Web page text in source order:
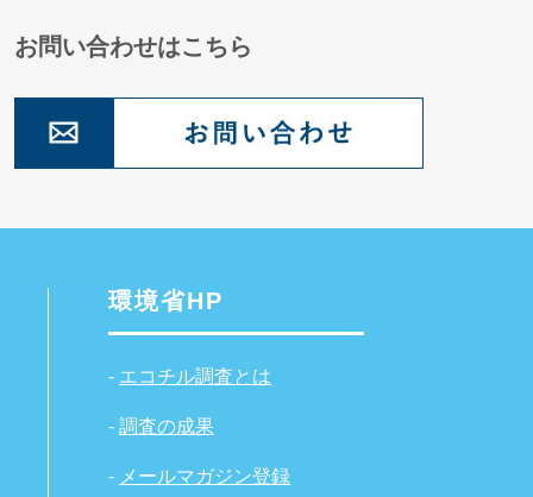
お問い合わせはこちら
環境省HP
- エコチル調査とは
- 調査の成果
- メールマガジン登録